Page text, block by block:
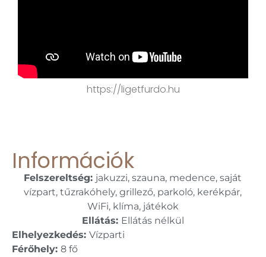
https://ligetfurdo.hu
Információk
Felszereltség: jakuzzi, szauna, medence, saját
vízpart, tűzrakóhely, grillező, parkoló, kerékpár,
WiFi, klíma, játékok
Ellátás: Ellátás nélkül
Elhelyezkedés: Vízparti
Férőhely: 8 fő